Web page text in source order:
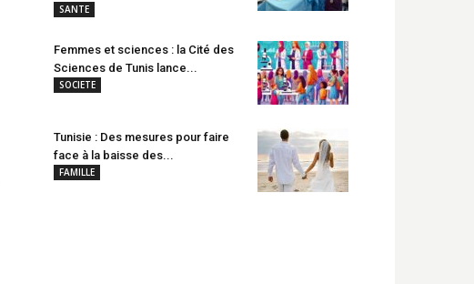
SANTE
Femmes et sciences : la Cité des
Sciences de Tunis lance...
SOCIETE
Tunisie : Des mesures pour faire
face à la baisse des...
FAMILLE